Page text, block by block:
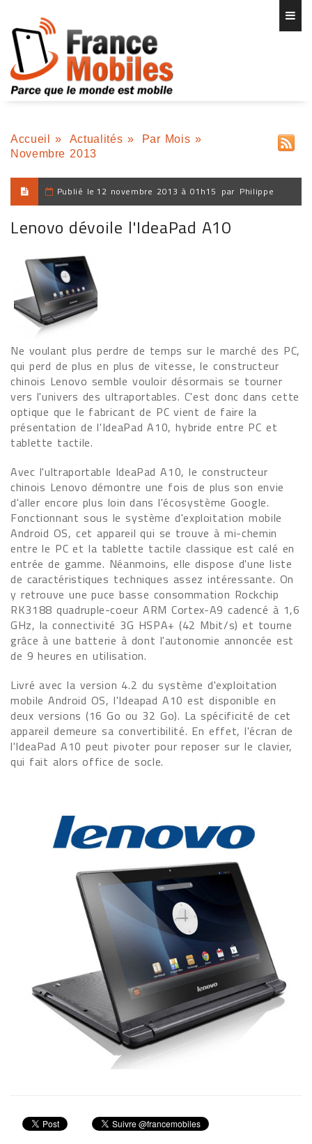
Accueil » Actualités » Par Mois »
Novembre 2013
Publié le 12 novembre 2013 à 01h15 par Philippe
Lenovo dévoile l'IdeaPad A10
Ne voulant plus perdre de temps sur le marché des PC,
qui perd de plus en plus de vitesse, le constructeur
chinois Lenovo semble vouloir désormais se tourner
vers l'univers des ultraportables. C'est donc dans cette
optique que le fabricant de PC vient de faire la
présentation de l'IdeaPad A10, hybride entre PC et
tablette tactile.
Avec l'ultraportable IdeaPad A10, le constructeur
chinois Lenovo démontre une fois de plus son envie
d'aller encore plus loin dans l'écosystème Google.
Fonctionnant sous le système d'exploitation mobile
Android OS, cet appareil qui se trouve à mi-chemin
entre le PC et la tablette tactile classique est calé en
entrée de gamme. Néanmoins, elle dispose d'une liste
de caractéristiques techniques assez intéressante. On
y retrouve une puce basse consommation Rockchip
RK3188 quadruple-coeur ARM Cortex-A9 cadencé à 1,6
GHz, la connectivité 3G HSPA+ (42 Mbit/s) et tourne
grâce à une batterie à dont l'autonomie annoncée est
de 9 heures en utilisation.
Livré avec la version 4.2 du système d'exploitation
mobile Android OS, l'Ideapad A10 est disponible en
deux versions (16 Go ou 32 Go). La spécificité de cet
appareil demeure sa convertibilité. En effet, l'écran de
l'IdeaPad A10 peut pivoter pour reposer sur le clavier,
qui fait alors office de socle.